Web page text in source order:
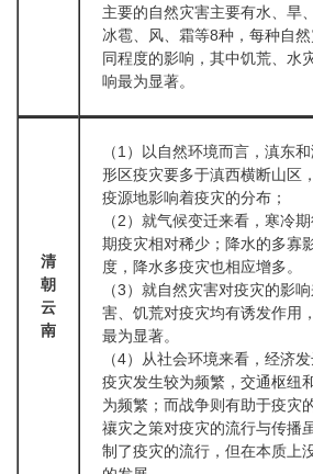
主要的自然灾害主要有水、旱
冰雹、风、霜等8种，每种自
同程度的影响，其中饥荒、水
响最为显著。
清
朝
云
南
（1）以自然环境而言，滇东
形区疫灾要多于滇西横断山区
疫源地影响着疫灾的分布；
（2）就气候变迁来看，寒冷
期疫灾相对稀少；降水的多寡
度，降水多疫灾也相应增多。
（3）就自然灾害对疫灾的影
害、饥荒对疫灾均有诱发作用
最为显著。
（4）从社会环境来看，经济
疫灾发生较为频繁，交通枢纽
为频繁；而战争则有助于疫灾
禳灾之策对疫灾的流行与传播
制了疫灾的流行，但在本质上